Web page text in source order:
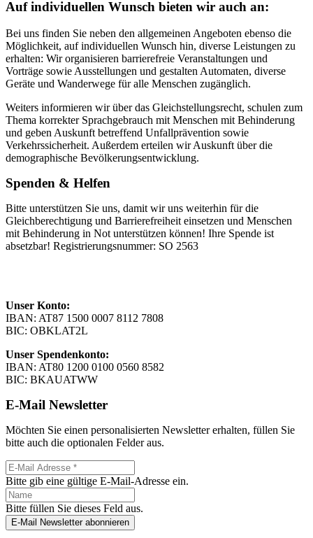
Auf individuellen Wunsch bieten wir auch an:
Bei uns finden Sie neben den allgemeinen Angeboten ebenso die
Möglichkeit, auf individuellen Wunsch hin, diverse Leistungen zu
erhalten: Wir organisieren barrierefreie Veranstaltungen und
Vorträge sowie Ausstellungen und gestalten Automaten, diverse
Geräte und Wanderwege für alle Menschen zugänglich.
Weiters informieren wir über das Gleichstellungsrecht, schulen zum
Thema korrekter Sprachgebrauch mit Menschen mit Behinderung
und geben Auskunft betreffend Unfallprävention sowie
Verkehrssicherheit. Außerdem erteilen wir Auskunft über die
demographische Bevölkerungsentwicklung.
Spenden & Helfen
Bitte unterstützen Sie uns, damit wir uns weiterhin für die
Gleichberechtigung und Barrierefreiheit einsetzen und Menschen
mit Behinderung in Not unterstützen können! Ihre Spende ist
absetzbar! Registrierungsnummer: SO 2563
Unser Konto:
IBAN: AT87 1500 0007 8112 7808
BIC: OBKLAT2L
Unser Spendenkonto:
IBAN: AT80 1200 0100 0560 8582
BIC: BKAUATWW
E-Mail Newsletter
Möchten Sie einen personalisierten Newsletter erhalten, füllen Sie
bitte auch die optionalen Felder aus.
Bitte gib eine gültige E-Mail-Adresse ein.
Bitte füllen Sie dieses Feld aus.
E-Mail Newsletter abonnieren